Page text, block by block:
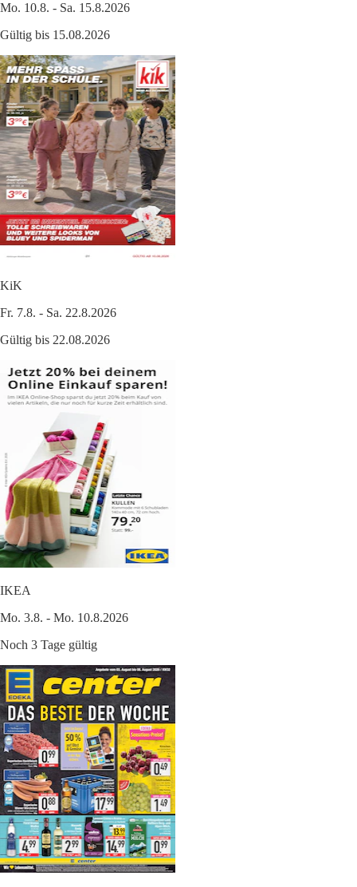
Mo. 10.8. - Sa. 15.8.2026
Gültig bis 15.08.2026
KiK
Fr. 7.8. - Sa. 22.8.2026
Gültig bis 22.08.2026
IKEA
Mo. 3.8. - Mo. 10.8.2026
Noch 3 Tage gültig